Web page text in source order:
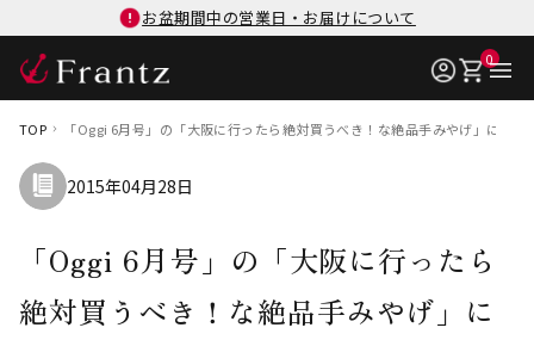
お盆期間中の営業日・お届けについて
0
TOP 「Oggi 6月号」の「大阪に行ったら絶対買うべき！な絶品手みやげ」にて
2015年04月28日
「Oggi 6月号」の「大阪に行ったら
絶対買うべき！な絶品手みやげ」に